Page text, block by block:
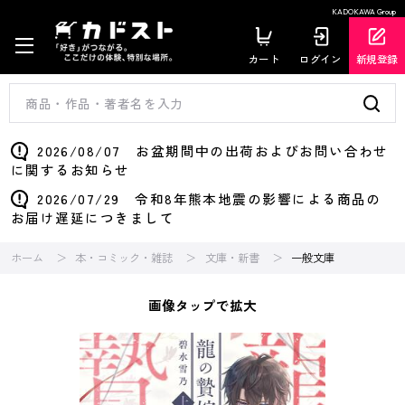
KADOKAWA Group
カート ログイン 新規登録
2026/08/07 お盆期間中の出荷およびお問い合わせ
に関するお知らせ
2026/07/29 令和8年熊本地震の影響による商品の
お届け遅延につきまして
ホーム 本・コミック・雑誌 文庫・新書 一般文庫
画像タップで拡大